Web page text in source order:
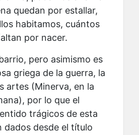
quedan por estallar,
habitamos, cuántos
por nacer.
pero asimismo es
griega de la guerra, la
artes (Minerva, en la
por lo que el
trágicos de esta
dados desde el título